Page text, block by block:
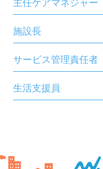
主任ケアマネジャー
施設長
サービス管理責任者
生活支援員